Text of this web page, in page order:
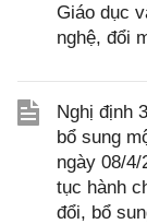
Giáo dục
nghệ, đổi
Nghị định
bổ sung
ngày 08/
tục hành
đổi, bổ